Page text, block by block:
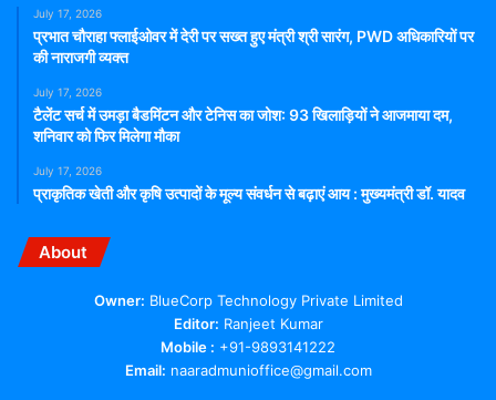
July 17, 2026
प्रभात चौराहा फ्लाईओवर में देरी पर सख्त हुए मंत्री श्री सारंग, PWD अधिकारियों पर
की नाराजगी व्यक्त
July 17, 2026
टैलेंट सर्च में उमड़ा बैडमिंटन और टेनिस का जोश: 93 खिलाड़ियों ने आजमाया दम,
शनिवार को फिर मिलेगा मौका
July 17, 2026
प्राकृतिक खेती और कृषि उत्पादों के मूल्य संवर्धन से बढ़ाएं आय : मुख्यमंत्री डॉ. यादव
About
Owner: BlueCorp Technology Private Limited
Editor: Ranjeet Kumar
Mobile : +91-9893141222
Email: naaradmunioffice@gmail.com